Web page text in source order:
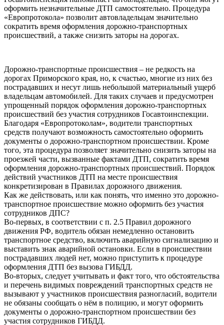
оформить незначительные ДТП самостоятельно. Процедура
«Европротокола» позволит автовладельцам значительно
сократить время оформления дорожно-транспортных
происшествий, а также снизить заторы на дорогах.
Дорожно-транспортные происшествия – не редкость на
дорогах Приморского края, но, к счастью, многие из них без
пострадавших и несут лишь небольшой материальный ущерб
владельцам автомобилей. Для таких случаев и предусмотрен
упрощенный порядок оформления дорожно-транспортных
происшествий без участия сотрудников Госавтоинспекции.
Благодаря «Европротоколам», водители транспортных
средств получают возможность самостоятельно оформить
документы о дорожно-транспортном происшествии. Кроме
того, эта процедура позволяет значительно снизить заторы на
проезжей части, вызванные фактами ДТП, сократить время
оформления дорожно-транспортных происшествий. Порядок
действий участников ДТП на месте происшествия
конкретизирован в Правилах дорожного движения.
Как же действовать, или как понять, что именно это дорожно-
транспортное происшествие можно оформить без участия
сотрудников ДПС?
Во-первых, в соответствии с п. 2.5 Правил дорожного
движения РФ, водитель обязан немедленно остановить
транспортное средство, включить аварийную сигнализацию и
выставить знак аварийной остановки. Если в происшествии
пострадавших людей нет, можно приступить к процедуре
оформления ДТП без вызова ГИБДД.
Во-вторых, следует учитывать и факт того, что обстоятельства
и перечень видимых повреждений транспортных средств не
вызывают у участников происшествия разногласий, водители
не обязаны сообщать о нём в полицию, и могут оформить
документы о дорожно-транспортном происшествии без
участия сотрудников ГИБДД.